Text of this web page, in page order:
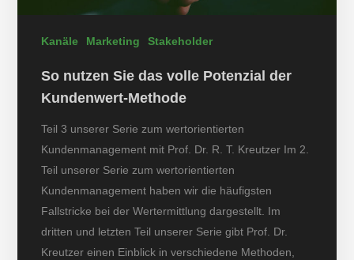
Kanäle Marketing Stakeholder
So nutzen Sie das volle Potenzial der
Kundenwert-Methode
Teil 3 unserer Serie zum wertorientierten
Kundenmanagement mit Prof. Dr. R. T. Kreutzer Im 2.
Teil unserer Serie zum wertorientierten
Kundenmanagement haben wir die häufigsten
Fallstricke bei der Wertermittlung dargestellt. Im
dritten und letzten Teil unserer Serie gibt Prof. Dr.
Kreutzer einen Einblick in verschiedene Methoden,